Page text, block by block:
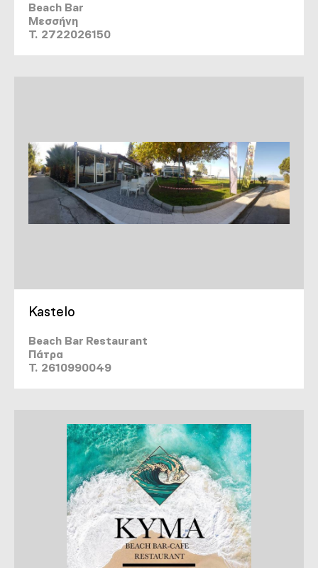
Beach Bar
Μεσσήνη
T. 2722026150
Kastelo
Beach Bar Restaurant
Πάτρα
T. 2610990049